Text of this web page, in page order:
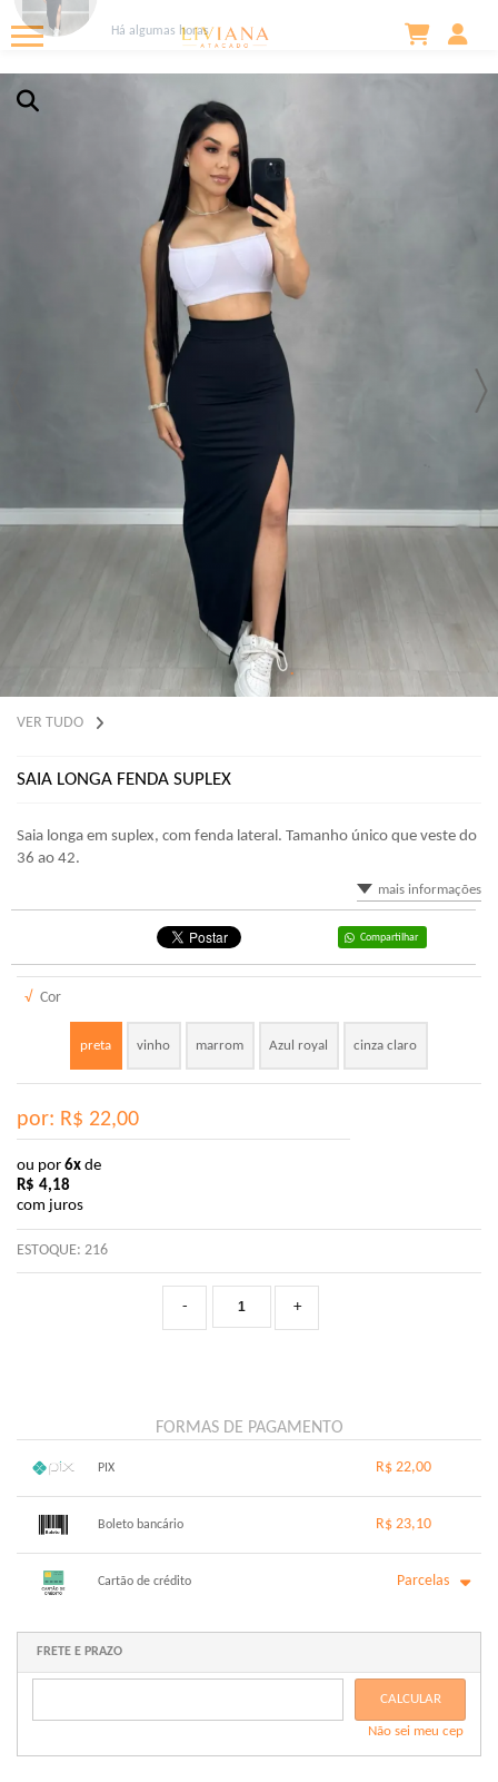
VER TUDO
SAIA LONGA FENDA SUPLEX
Saia longa em suplex, com fenda lateral. Tamanho único que veste do
36 ao 42.
mais informações
Compartilhar
√ Cor
preta vinho marrom Azul royal cinza claro
por: R$ 22,00
ou por 6x de
R$ 4,18
com juros
ESTOQUE: 216
+
-
FORMAS DE PAGAMENTO
PIX R$ 22,00
..
Boleto bancário R$ 23,10
..
Cartão de crédito Parcelas
.
.
FRETE E PRAZO
CALCULAR
Não sei meu cep
SAIA LONGA FENDA SUPLEX